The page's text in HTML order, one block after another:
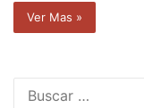
Ver Mas »